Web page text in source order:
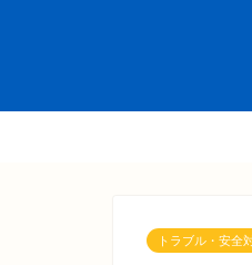
トラブル・安全